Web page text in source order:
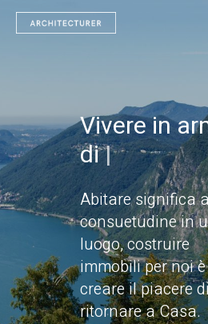
Vivere in
di vive|
Abitare significa
consuetudine in
luogo, costruire
immobili per noi è
creare il piacere
ritornare a Casa.